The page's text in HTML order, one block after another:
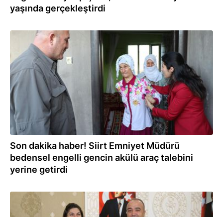
yaşında gerçekleştirdi
28.09.2021
Son dakika haber! Siirt Emniyet Müdürü
bedensel engelli gencin akülü araç talebini
yerine getirdi
08.09.2021